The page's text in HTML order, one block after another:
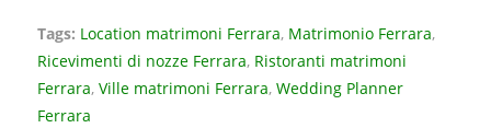
Tags: Location matrimoni Ferrara, Matrimonio Ferrara,
Ricevimenti di nozze Ferrara, Ristoranti matrimoni
Ferrara, Ville matrimoni Ferrara, Wedding Planner
Ferrara